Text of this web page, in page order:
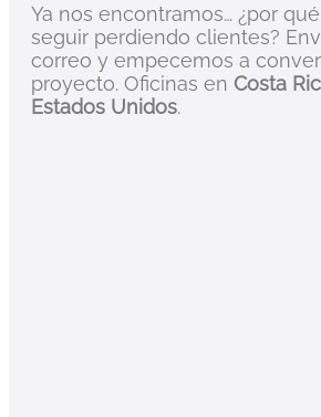
Ya nos encontramos… ¿por
seguir perdiendo clientes?
correo y empecemos a
proyecto. Oficinas en Costa
Estados Unidos.